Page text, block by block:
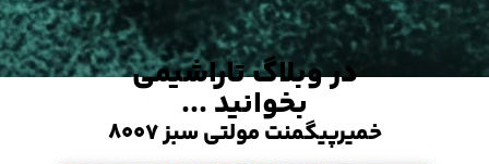
خمیرپیگمنت مولتی سبز ۸۰۰۷
در وبلاگ تاراشیمی
بخوانید ...